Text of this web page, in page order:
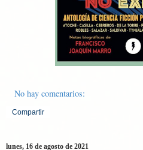
No hay comentarios:
Compartir
lunes, 16 de agosto de 2021